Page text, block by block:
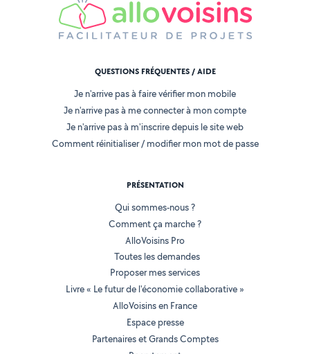
QUESTIONS FRÉQUENTES / AIDE
Je n'arrive pas à faire vérifier mon mobile
Je n'arrive pas à me connecter à mon compte
Je n'arrive pas à m'inscrire depuis le site web
Comment réinitialiser / modifier mon mot de passe
PRÉSENTATION
Qui sommes-nous ?
Comment ça marche ?
AlloVoisins Pro
Toutes les demandes
Proposer mes services
Livre « Le futur de l'économie collaborative »
AlloVoisins en France
Espace presse
Partenaires et Grands Comptes